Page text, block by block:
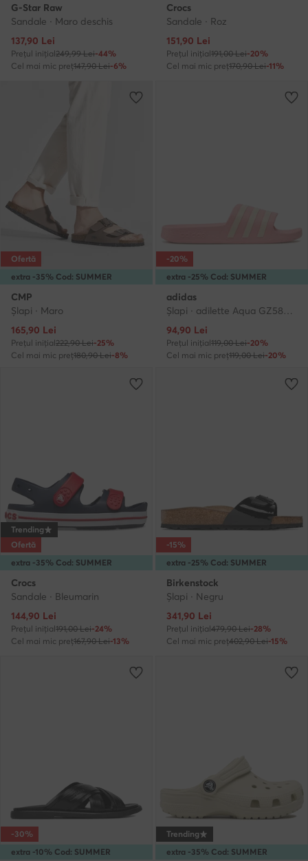
G-Star Raw
Sandale · Maro deschis
Prețul actual
137,90 Lei
Prețul inițial249,99 Lei-44%
Cel mai mic preț147,90 Lei-6%
Crocs
Sandale · Roz
Prețul actual
151,90 Lei
Prețul inițial191,00 Lei-20%
Cel mai mic preț170,90 Lei-11%
extra -35% Cod: SUMMER
Ofertă
CMP
Şlapi · Maro
Prețul actual
165,90 Lei
Prețul inițial222,90 Lei-25%
Cel mai mic preț180,90 Lei-8%
extra -25% Cod: SUMMER
-20%
adidas
Şlapi · adilette Aqua GZ5877 · Roz
Prețul actual
94,90 Lei
Prețul inițial119,00 Lei-20%
Cel mai mic preț119,00 Lei-20%
extra -35% Cod: SUMMER
Trending
Ofertă
Crocs
Sandale · Bleumarin
Prețul actual
144,90 Lei
Prețul inițial191,00 Lei-24%
Cel mai mic preț167,90 Lei-13%
extra -25% Cod: SUMMER
-15%
Birkenstock
Şlapi · Negru
Prețul actual
341,90 Lei
Prețul inițial479,90 Lei-28%
Cel mai mic preț402,90 Lei-15%
extra -10% Cod: SUMMER
-30%
extra -35% Cod: SUMMER
Trending